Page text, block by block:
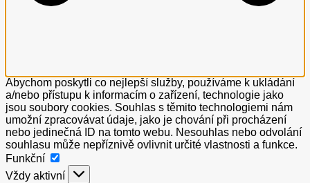
Abychom poskytli co nejlepší služby, používáme k ukládání
a/nebo přístupu k informacím o zařízení, technologie jako
jsou soubory cookies. Souhlas s těmito technologiemi nám
umožní zpracovávat údaje, jako je chování při procházení
nebo jedinečná ID na tomto webu. Nesouhlas nebo odvolání
souhlasu může nepříznivě ovlivnit určité vlastnosti a funkce.
Funkční
Funkční
Vždy aktivní